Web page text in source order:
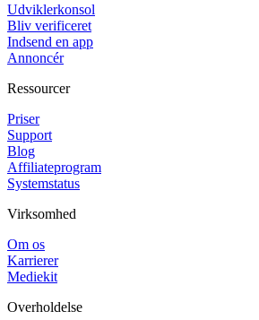
Udviklerkonsol
Bliv verificeret
Indsend en app
Annoncér
Ressourcer
Priser
Support
Blog
Affiliateprogram
Systemstatus
Virksomhed
Om os
Karrierer
Mediekit
Overholdelse